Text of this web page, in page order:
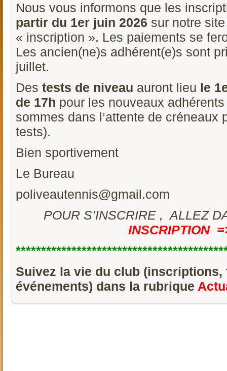
Nous vous informons que les
partir du 1er juin 2026 sur notre
« inscription ». Les paiements se
Les ancien(ne)s adhérent(e)s sont
juillet.
Des tests de niveau auront lieu le
de 17h pour les nouveaux
sommes dans l’attente de créneaux
tests).
Bien sportivement
Le Bureau
poliveautennis@gmail.com
POUR S’INSCRIRE , ALLEZ
INSCRIPTION
*****************************************
Suivez la vie du club (inscriptions,
événements) dans la rubrique